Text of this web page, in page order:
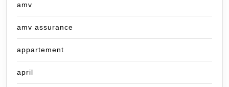
amv
amv assurance
appartement
april